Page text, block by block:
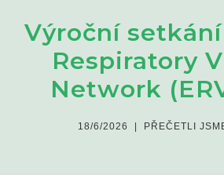
Výroční setkání
Respiratory
Network
18/6/2026 | PŘEČETLI